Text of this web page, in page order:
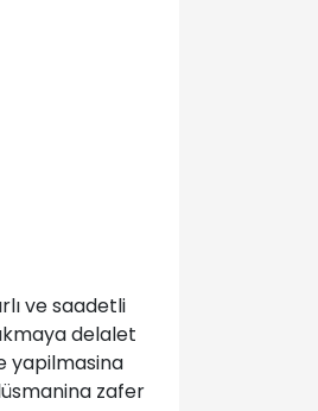
ve saadetli
delalet
yapilmasina
zafer